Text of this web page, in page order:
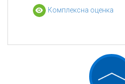
Комплексна оценка